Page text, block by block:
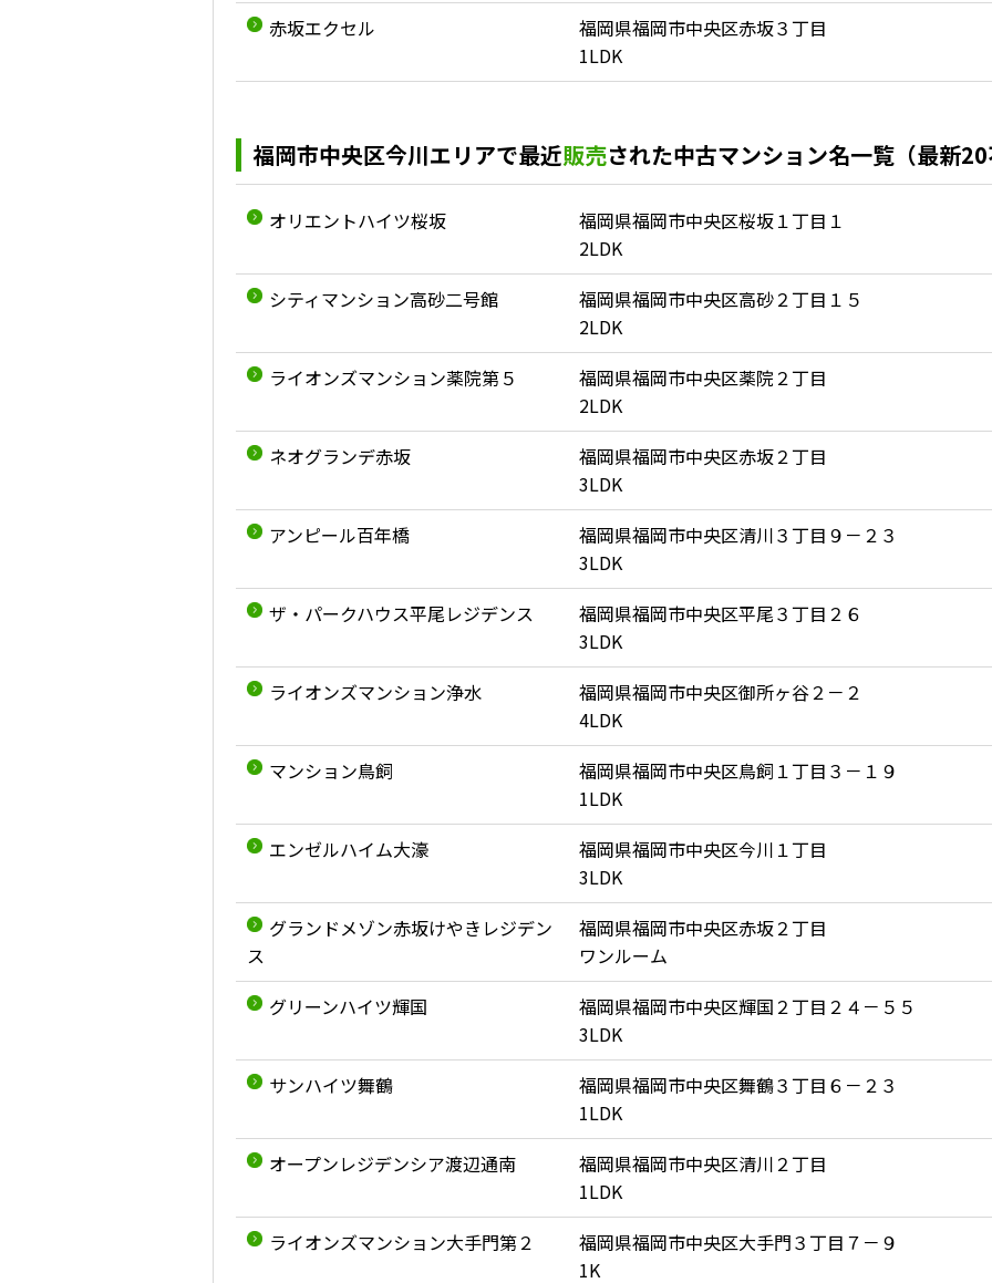
赤坂エクセル
福岡県福岡市中央区赤坂３丁目
1LDK
福岡市中央区今川エリアで最近販売された中古マンション名一覧（最新
オリエントハイツ桜坂
福岡県福岡市中央区桜坂１丁目１
2LDK
シティマンション高砂二号館
福岡県福岡市中央区高砂２丁目１５
2LDK
ライオンズマンション薬院第５
福岡県福岡市中央区薬院２丁目
2LDK
ネオグランデ赤坂
福岡県福岡市中央区赤坂２丁目
3LDK
アンピール百年橋
福岡県福岡市中央区清川３丁目９－２３
3LDK
ザ・パークハウス平尾レジデンス
福岡県福岡市中央区平尾３丁目２６
3LDK
ライオンズマンション浄水
福岡県福岡市中央区御所ヶ谷２－２
4LDK
マンション鳥飼
福岡県福岡市中央区鳥飼１丁目３－１９
1LDK
エンゼルハイム大濠
福岡県福岡市中央区今川１丁目
3LDK
グランドメゾン赤坂けやきレジデン
ス
福岡県福岡市中央区赤坂２丁目
ワンルーム
グリーンハイツ輝国
福岡県福岡市中央区輝国２丁目２４－５５
3LDK
サンハイツ舞鶴
福岡県福岡市中央区舞鶴３丁目６－２３
1LDK
オープンレジデンシア渡辺通南
福岡県福岡市中央区清川２丁目
1LDK
ライオンズマンション大手門第２
福岡県福岡市中央区大手門３丁目７－９
1K